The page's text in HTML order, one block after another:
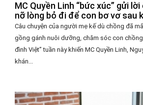
MC Quyền Linh “bức xúc” gửi
nỡ lòng bỏ đi để con bơ vơ sau
Câu chuyện của người mẹ kế dù chồng đã
gồng gánh nuôi dưỡng, chăm sóc con
đình Việt” tuần này khiến MC Quyền Linh,
khán...